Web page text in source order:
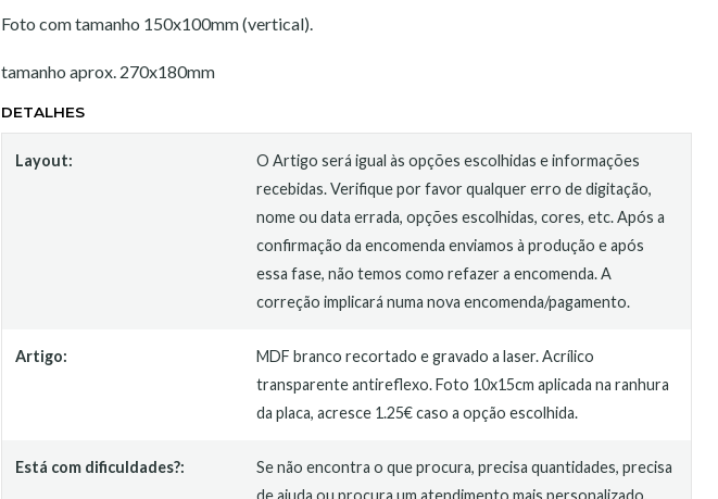
Foto com tamanho 150x100mm (vertical).
tamanho aprox. 270x180mm
DETALHES
Layout:
O Artigo será igual às opções escolhidas e informações
recebidas. Verifique por favor qualquer erro de digitação,
nome ou data errada, opções escolhidas, cores, etc. Após a
confirmação da encomenda enviamos à produção e após
essa fase, não temos como refazer a encomenda. A
correção implicará numa nova encomenda/pagamento.
Artigo:
MDF branco recortado e gravado a laser. Acrílico
transparente antireflexo. Foto 10x15cm aplicada na ranhura
da placa, acresce 1.25€ caso a opção escolhida.
Está com dificuldades?:
Se não encontra o que procura, precisa quantidades, precisa
de ajuda ou procura um atendimento mais personalizado,